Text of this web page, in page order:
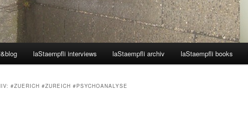
laStaempfli interviews laStaempfli archiv laStaempfli books
#ZUERICH #ZUREICH #PSYCHOANALYSE